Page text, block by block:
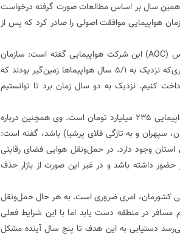
آغاز شده و در همین سال بر اساس مطالعات صورت گرفته درخواست
ایرلاین به سازمان هواپیمایی کشوری ارائه شد و ‌اسفند‌ سال ۹۶ سازمان هواپیمایی موافقت اصولی را صادر کرد که پس از
وی در ارزیابی عملکرد سازمان هواپیمایی کشوری درخصوص صدور مجوز تاسیس (AOC) این شرکت هواپیمایی گفته است: ‌سازمان
هواپیمایی سختگیرانه‌ترین شرایطی که می‌توانست اعمال کند را پیاده کرد به‌طوری‌که نزدیک به ۵/۱ سال هواپیماها زمین‌گیر بودند که
کنیم. نزدیک به دو سال زمان ‌برد تا توانستیم
به گفته مدیرعامل فلای پرشیا، ‌رقم کفایت سرمایه برای تاسیس این شرکت هواپیمایی ۲۳۵ میلیارد تومان است. وی همچنین درباره
سپهران و به تازگی فلای پرشیا) باشد، گفته است:
وجود دارد. در حمل‌ونقل هوایی فضای رقابتی
حضور داشته باشد و در غیر این صورت از بازار حذف
کشورمان، امری ضروری است. به هر حال حمل‌ونقل
مسافر در منطقه دست یابد اما با این شرایط فعلی
مسافری به نظر می‌رسد دستیابی به این هدف تا پنج سال آینده مشکل